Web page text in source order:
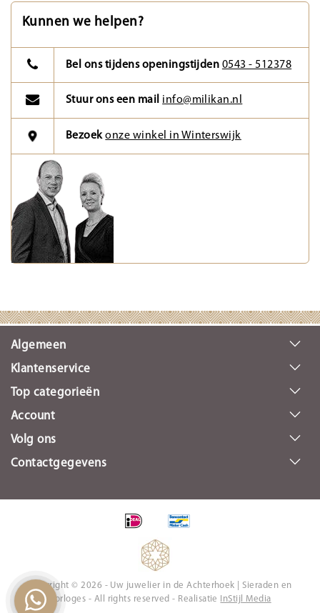
Kunnen we helpen?
Bel ons tijdens openingstijden 0543 - 512378
Stuur ons een mail info@milikan.nl
Bezoekonze winkel in Winterswijk
Algemeen
Klantenservice
Top categorieën
Account
Volg ons
Contactgegevens
Copyright © 2026 - Uw juwelier in de Achterhoek | Sieraden en
Horloges - All rights reserved - Realisatie
InStijl Media